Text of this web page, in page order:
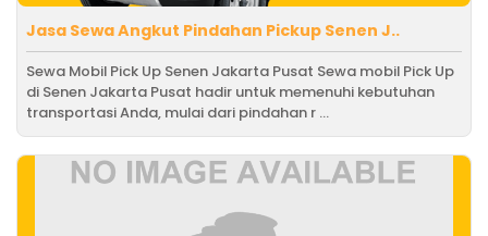
Jasa Sewa Angkut Pindahan Pickup Senen J..
Sewa Mobil Pick Up Senen Jakarta Pusat Sewa mobil Pick Up
di Senen Jakarta Pusat hadir untuk memenuhi kebutuhan
transportasi Anda, mulai dari pindahan r ...